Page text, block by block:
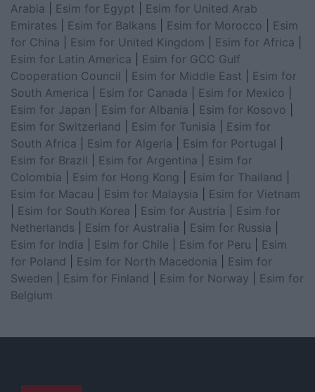
Arabia
Esim for Egypt
Esim for United Arab
Emirates
Esim for Balkans Esim for Morocco
Esim
for China
Esim for United Kingdom Esim for Africa
Esim for Latin America
Esim for GCC Gulf
Cooperation Council
Esim for Middle East
Esim for
South America
Esim for Canada Esim for Mexico
Esim for Japan
Esim for Albania Esim for Kosovo
Esim for Switzerland
Esim for Tunisia
Esim for
South Africa
Esim for Algeria Esim for Portugal
Esim for Brazil
Esim for Argentina
Esim for
Colombia
Esim for Hong Kong Esim for Thailand
Esim for Macau
Esim for Malaysia
Esim for Vietnam
Esim for South Korea Esim for Austria
Esim for
Netherlands
Esim for Australia Esim for Russia
Esim for India
Esim for Chile Esim for Peru
Esim
for Poland
Esim for North Macedonia
Esim for
Sweden
Esim for Finland Esim for Norway
Esim for
Belgium